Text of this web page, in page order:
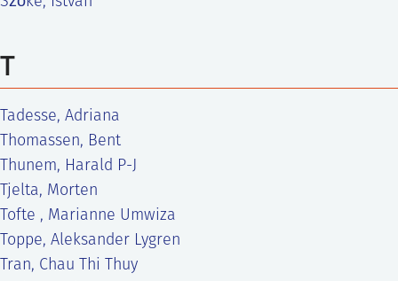
T
Tadesse, Adriana
Thomassen, Bent
Thunem, Harald P-J
Tjelta, Morten
Tofte , Marianne Umwiza
Toppe, Aleksander Lygren
Tran, Chau Thi Thuy